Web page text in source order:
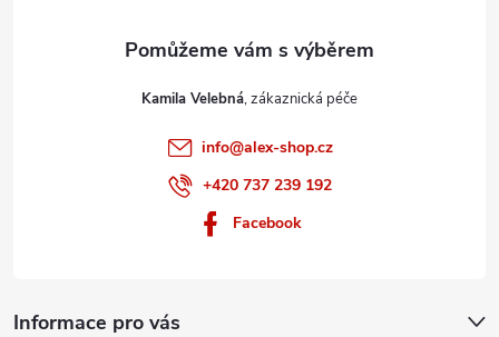
Kamila Velebná
info@alex-shop.cz
+420 737 239 192
Facebook
Informace pro vás